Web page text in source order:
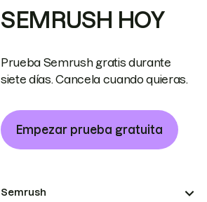
SEMRUSH HOY
Prueba Semrush gratis durante
siete días. Cancela cuando quieras.
Empezar prueba gratuita
Semrush